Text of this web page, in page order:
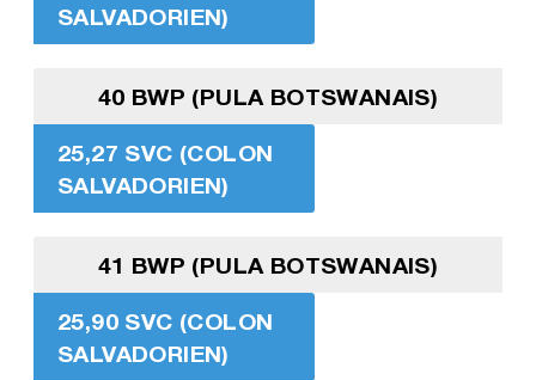
SALVADORIEN)
40 BWP (PULA BOTSWANAIS)
25,27 SVC (COLON
SALVADORIEN)
41 BWP (PULA BOTSWANAIS)
25,90 SVC (COLON
SALVADORIEN)